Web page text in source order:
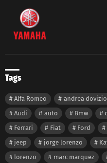
Tags
Alfa Romeo andrea
Audi
auto Bmw
Ferrari
Fiat Ford
jeep
jorge lorenzo
lorenzo
marc marquez